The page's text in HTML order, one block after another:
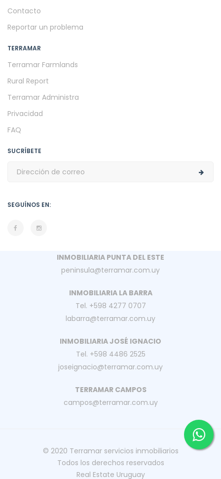
Contacto
Reportar un problema
TERRAMAR
Terramar Farmlands
Rural Report
Terramar Administra
Privacidad
FAQ
SUCRÍBETE
SEGUÍNOS EN:
INMOBILIARIA PUNTA DEL ESTE
peninsula@terramar.com.uy
INMOBILIARIA LA BARRA
Tel. +598 4277 0707
labarra@terramar.com.uy
INMOBILIARIA JOSÉ IGNACIO
Tel. +598 4486 2525
joseignacio@terramar.com.uy
TERRAMAR CAMPOS
campos@terramar.com.uy
© 2020 Terramar servicios inmobiliarios
Todos los derechos reservados
Real Estate Uruguay